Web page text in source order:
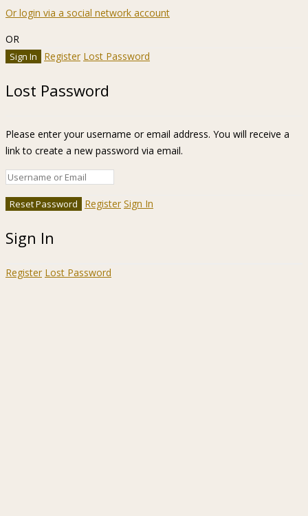
Or login via a social network account
OR
Register Lost Password
Lost Password
Please enter your username or email address. You will receive a
link to create a new password via email.
Register Sign In
Sign In
Register Lost Password